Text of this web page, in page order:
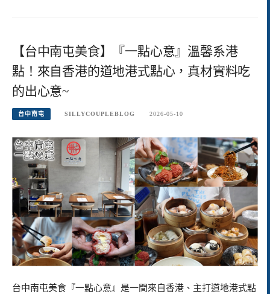
【台中南屯美食】『一點心意』溫馨系港
點！來自香港的道地港式點心，真材實料吃
的出心意~
台中南屯 SILLYCOUPLEBLOG 2026-05-10
台中南屯美食『一點心意』是一間來自香港、主打道地港式點